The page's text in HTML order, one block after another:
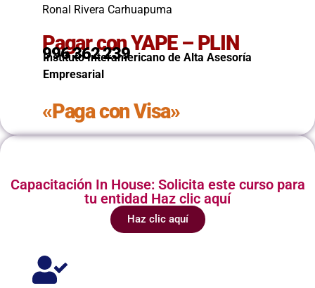
Ronal Rivera Carhuapuma
Pagar con YAPE – PLIN
996 362 239
Instituto Interamericano de Alta Asesoría
Empresarial
«Paga con Visa»
Capacitación In House: Solicita este curso para
tu entidad Haz clic aquí
Haz clic aquí